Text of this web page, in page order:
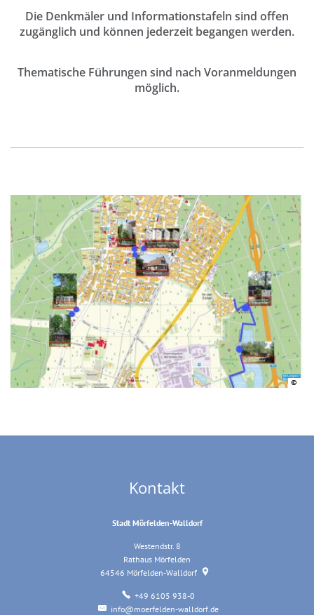
Die Denkmäler und Informationstafeln sind offen
zugänglich und können jederzeit begangen werden.
Thematische Führungen sind nach Voranmeldungen
möglich.
©
©
©
©
©
©
Kontakt
Stadt Mörfelden-Walldorf
Westendstr. 8
Rathaus Mörfelden
64546 Mörfelden-Walldorf
+49 6105 938-0
info@moerfelden-walldorf.de